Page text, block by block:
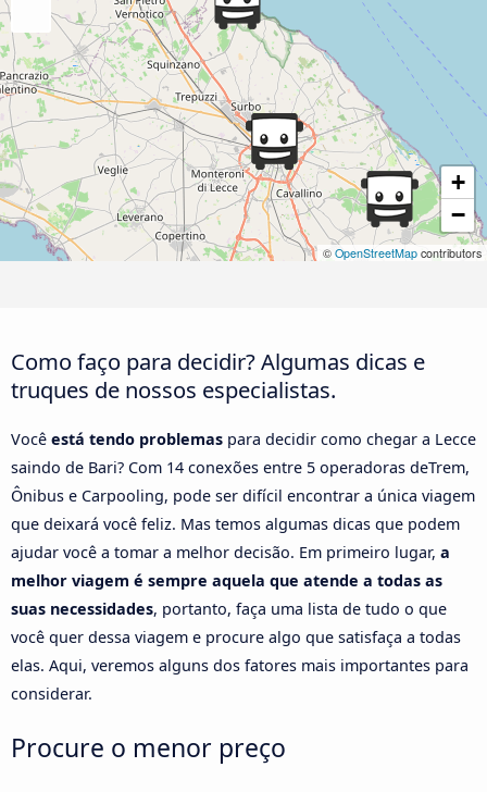
+
−
© OpenStreetMap contributors
Como faço para decidir? Algumas dicas e
truques de nossos especialistas.
Você está tendo problemas para decidir como chegar a Lecce
saindo de Bari? Com 14 conexões entre 5 operadoras deTrem,
Ônibus e Carpooling, pode ser difícil encontrar a única viagem
que deixará você feliz. Mas temos algumas dicas que podem
ajudar você a tomar a melhor decisão. Em primeiro lugar, a
melhor viagem é sempre aquela que atende a todas as
suas necessidades, portanto, faça uma lista de tudo o que
você quer dessa viagem e procure algo que satisfaça a todas
elas. Aqui, veremos alguns dos fatores mais importantes para
considerar.
Procure o menor preço